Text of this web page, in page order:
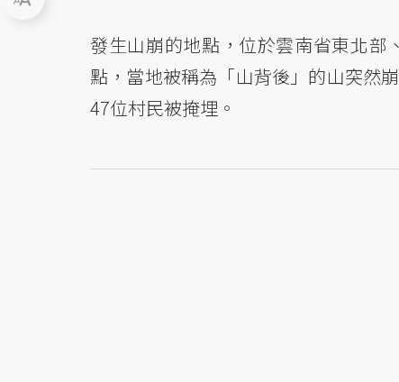
發生山崩的地點，位於雲南省東北部
點，當地被稱為「山背後」的山突然
47位村民被掩埋。